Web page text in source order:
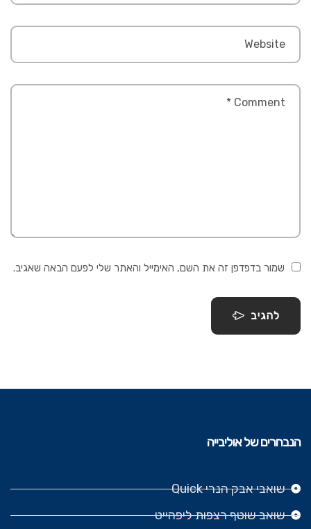
שמור בדפדפן זה את השם, האימייל והאתר שלי לפעם הבאה שאגיב.
להגיב
הנבחרים של אוליבייה
שואבי אבק הנרי Quick
שואב שוטף רצפות ליפהייט